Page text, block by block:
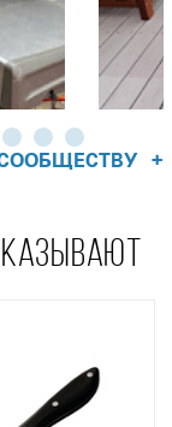
СООБЩЕСТВУ +